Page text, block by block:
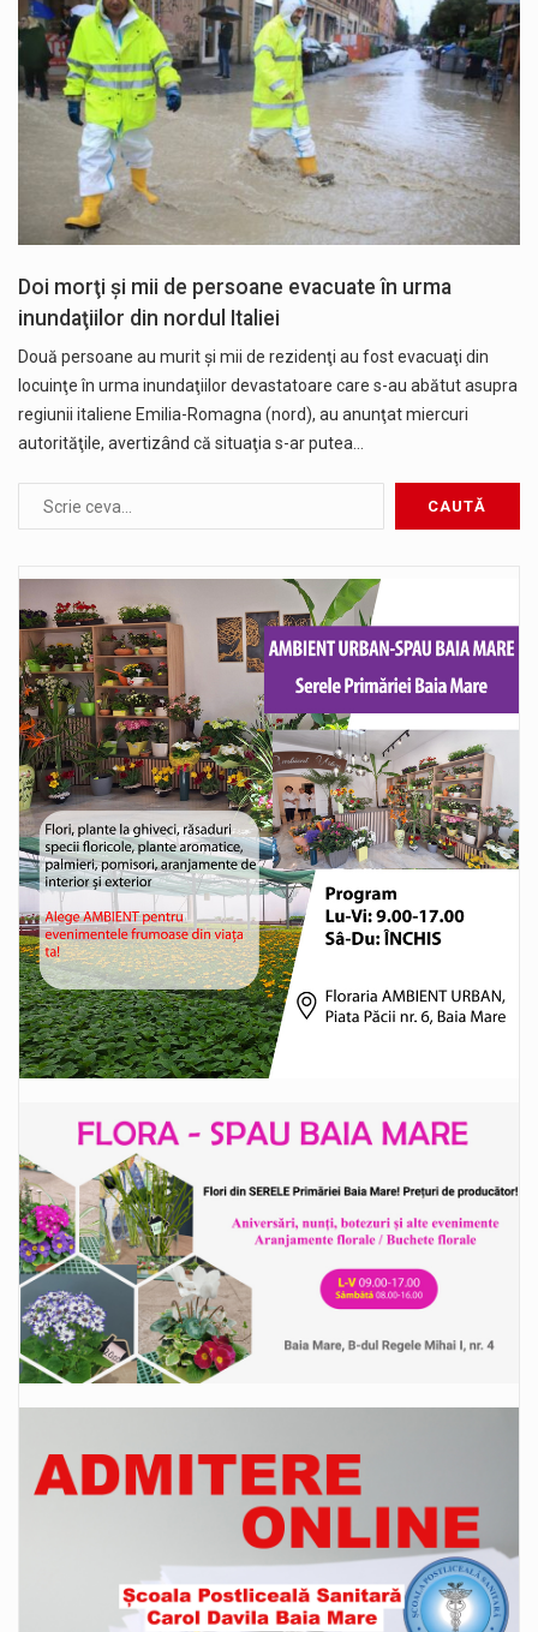
Doi morţi şi mii de persoane evacuate în urma
inundaţiilor din nordul Italiei
Două persoane au murit şi mii de rezidenţi au fost evacuaţi din
locuinţe în urma inundaţiilor devastatoare care s-au abătut asupra
regiunii italiene Emilia-Romagna (nord), au anunţat miercuri
autorităţile, avertizând că situaţia s-ar putea…